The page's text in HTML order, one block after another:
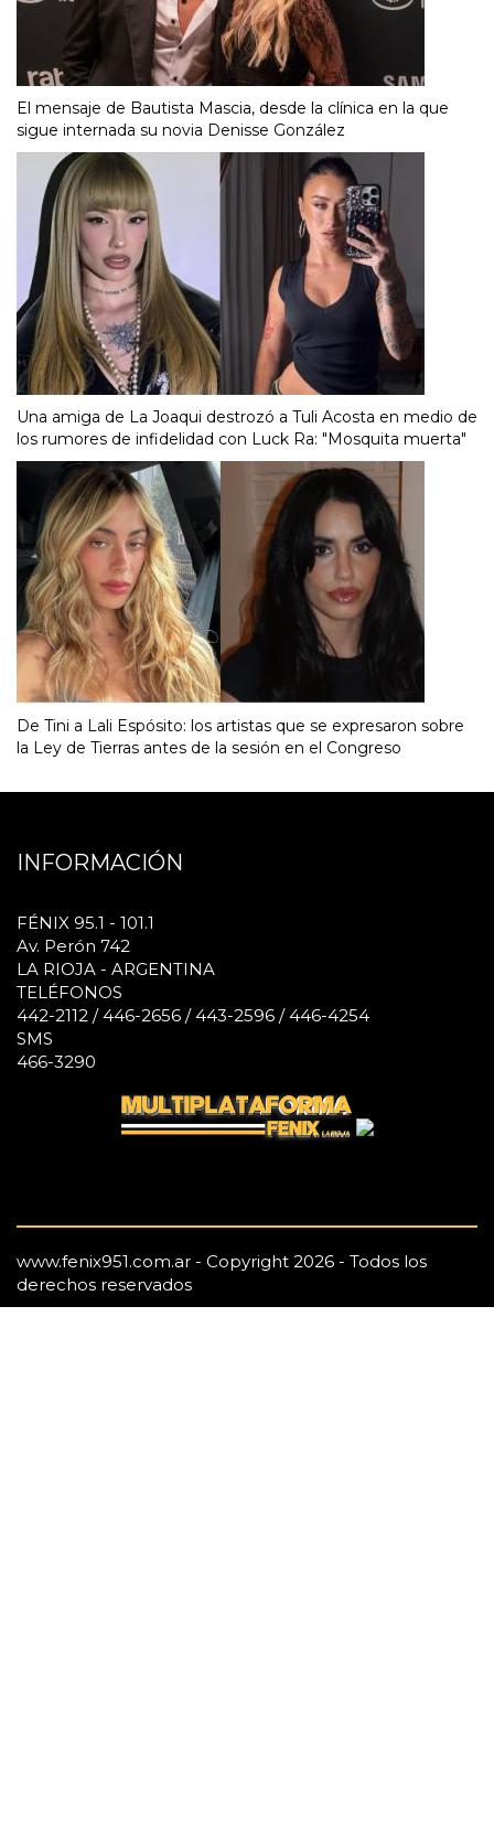
El mensaje de Bautista Mascia, desde la clínica en la que
sigue internada su novia Denisse González
Una amiga de La Joaqui destrozó a Tuli Acosta en medio de
los rumores de infidelidad con Luck Ra: "Mosquita muerta"
De Tini a Lali Espósito: los artistas que se expresaron sobre
la Ley de Tierras antes de la sesión en el Congreso
INFORMACIÓN
FÉNIX 95.1 - 101.1
Av. Perón 742
LA RIOJA - ARGENTINA
TELÉFONOS
442-2112 / 446-2656 / 443-2596 / 446-4254
SMS
466-3290
www.fenix951.com.ar - Copyright 2026 - Todos los
derechos reservados